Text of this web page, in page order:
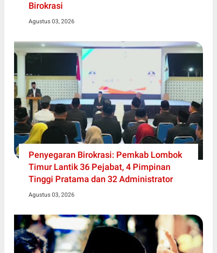
Birokrasi
Agustus 03, 2026
Penyegaran Birokrasi: Pemkab Lombok
Timur Lantik 36 Pejabat, 4 Pimpinan
Tinggi Pratama dan 32 Administrator
Agustus 03, 2026